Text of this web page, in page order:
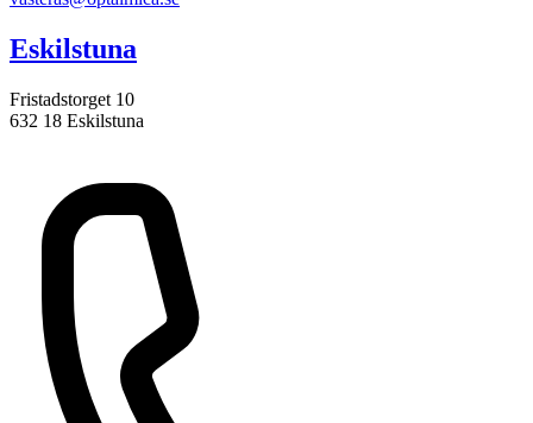
Eskilstuna
Fristadstorget 10
632 18 Eskilstuna